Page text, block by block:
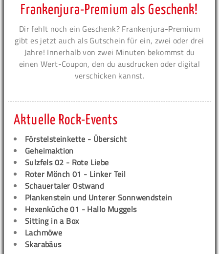
Frankenjura-Premium als Geschenk!
Dir fehlt noch ein Geschenk? Frankenjura-Premium
gibt es jetzt auch als Gutschein für ein, zwei oder drei
Jahre! Innerhalb von zwei Minuten bekommst du
einen Wert-Coupon, den du ausdrucken oder digital
verschicken kannst.
Aktuelle Rock-Events
Förstelsteinkette - Übersicht
Geheimaktion
Sulzfels 02 - Rote Liebe
Roter Mönch 01 - Linker Teil
Schauertaler Ostwand
Plankenstein und Unterer Sonnwendstein
Hexenküche 01 - Hallo Muggels
Sitting in a Box
Lachmöwe
Skarabäus